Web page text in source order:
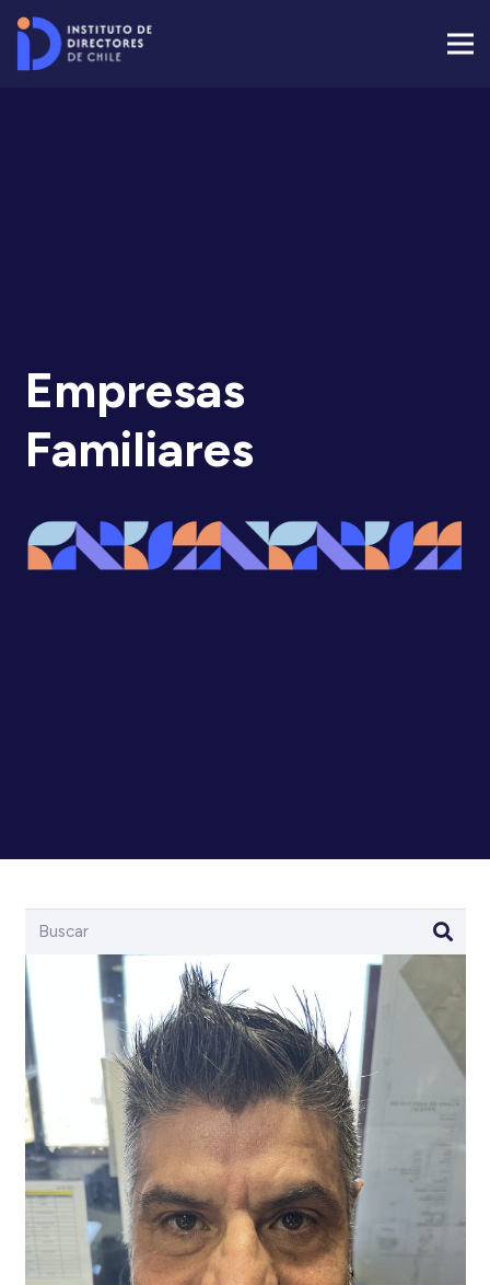
Empresas
Familiares